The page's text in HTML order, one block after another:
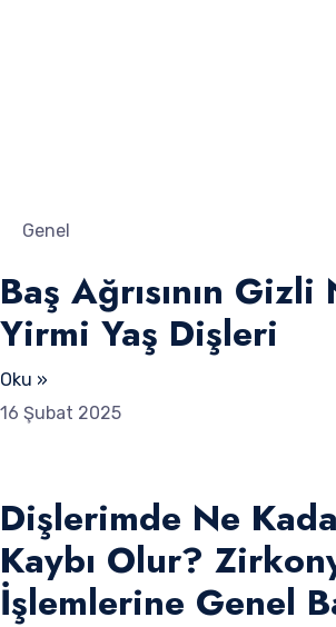
Genel
Baş Ağrısının
Yirmi Yaş Dişleri
Oku »
16 Şubat 2025
Dişlerimde Ne
Kaybı Olur?
İşlemlerine Genel